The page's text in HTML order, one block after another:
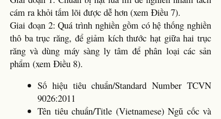
cám ra khỏi tấm lõi được dễ hơn (xem Điều 7).
Giai đoạn 2: Quá trình nghiền gồm có hệ thống nghiền
thô ba trục răng, để giảm kích thước hạt giữa hai trục
răng và dùng máy sàng ly tâm để phân loại các sản
phẩm (xem Điều 8).
Số hiệu tiêu chuẩn/Standard Number TCVN
9026:2011
Tên tiêu chuẩn/Title (Vietnamese) Ngũ cốc và